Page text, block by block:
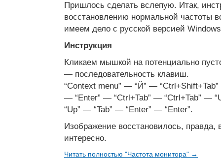
Пришлось сделать вслепую. Итак,
восстановлению нормальной частоты
имеем дело с русской версией
Инструкция
Кликаем мышкой на потенциально
— последовательность клавиш.
“Context menu” — “Й” —
— “Enter” — “Ctrl+Tab” — “Ctrl+Tab” —
“Up” — “Tab” — “Enter” — “Enter”.
Изображение восстановилось, правда,
интересно.
Читать полностью "Частота монитора" →